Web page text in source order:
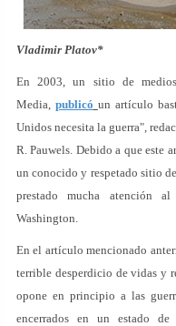
Vladimir Platov*
En 2003, un sitio de
Media, publicó un artículo
Unidos necesita la guerra",
R. Pauwels. Debido a que este
un conocido y respetado sitio
prestado mucha atención
Washington.
En el artículo mencionado
terrible desperdicio de vidas y
opone en principio a las
encerrados en un estado